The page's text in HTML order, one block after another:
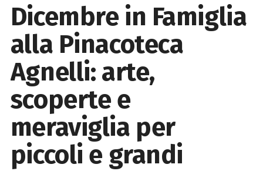
Dicembre in Famiglia
alla Pinacoteca
Agnelli: arte,
scoperte e
meraviglia per
piccoli e grandi